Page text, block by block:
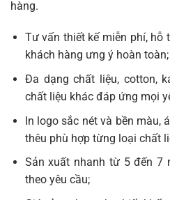
hàng.
Tư vấn thiết kế miễn phí, hỗ
khách hàng ưng ý hoàn toàn;
Đa dạng chất liệu, cotton,
chất liệu khác đáp ứng mọi
In logo sắc nét và bền màu,
thêu phù hợp từng loại chất
Sản xuất nhanh từ 5 đến 7
theo yêu cầu;